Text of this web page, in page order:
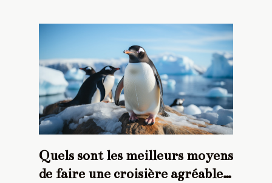
Quels sont les meilleurs moyens
de faire une croisière agréable